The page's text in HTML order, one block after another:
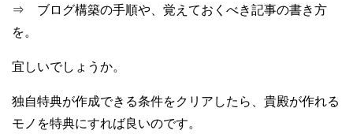
⇒ ブログ構築の手順や、覚えておくべき記事の書き方
を。
宜しいでしょうか。
独自特典が作成できる条件をクリアしたら、貴殿が作れる
モノを特典にすれば良いのです。